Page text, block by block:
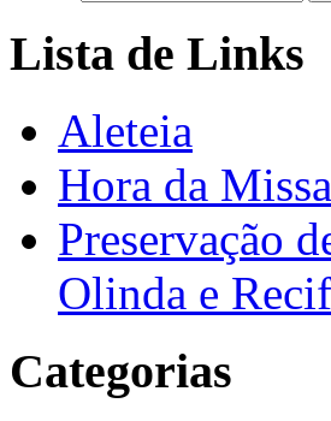
Lista de Links
Aleteia
Hora da Missa
Preservação
Olinda e
Categorias